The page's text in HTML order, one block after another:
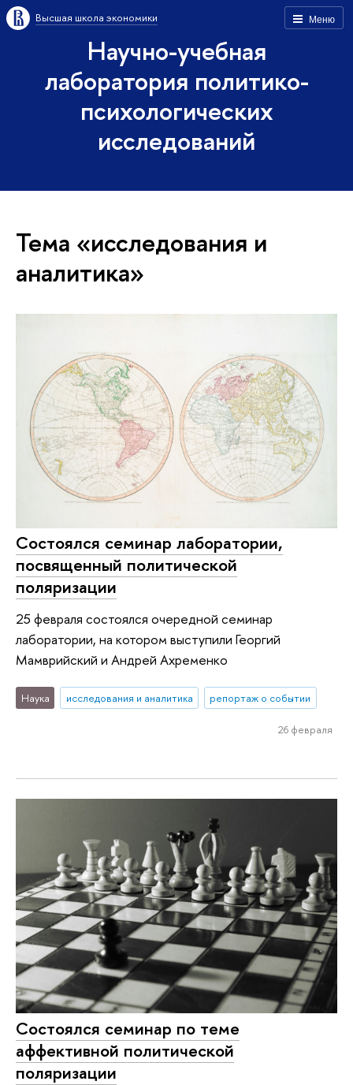
Меню
Высшая школа экономики
Научно-учебная
лаборатория политико-
психологических
исследований
Тема «исследования и
аналитика»
Состоялся семинар лаборатории,
посвященный политической
поляризации
25 февраля состоялся очередной семинар
лаборатории, на котором выступили Георгий
Мамврийский и Андрей Ахременко
Наука исследования и аналитика репортаж о событии
26 февраля
Состоялся семинар по теме
аффективной политической
поляризации